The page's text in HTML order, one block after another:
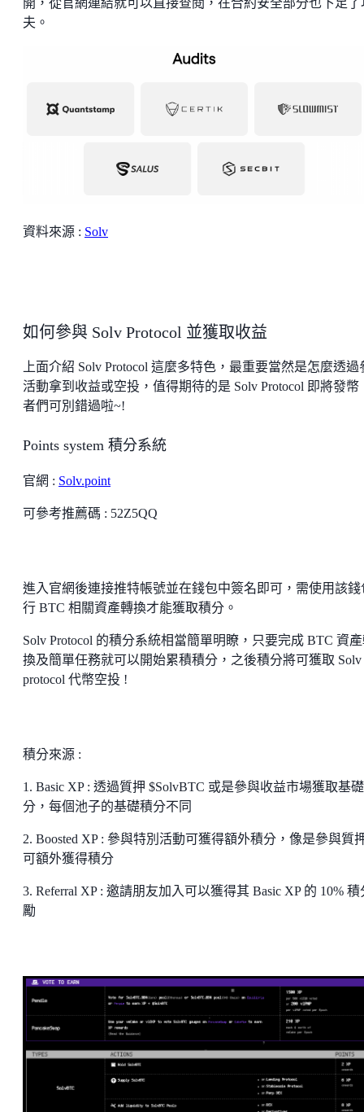
夫。
資料來源 : Solv
如何參與 Solv Protocol 並獲取收益
上面介紹 Solv Protocol 這麼多特色，最重要當然是怎麼透過
活動拿到收益或空投，值得期待的是 Solv Protocol 即將發幣
者們可別錯過啦~!
Points system 積分系統
官網 : Solv.point
可參考推薦碼 : 52Z5QQ
進入官網後連接推特帳號並在錢包中簽名即可，需使用該錢
行 BTC 相關資產轉換才能獲取積分。
Solv Protocol 的積分系統相當簡單明瞭，只要完成 BTC 資
換及簡單任務就可以開始累積積分，之後積分將可獲取 Solv
protocol 代幣空投 !
積分來源 :
1. Basic XP : 透過質押 $SolvBTC 或是參與收益市場獲取基
分，每個池子的基礎積分不同
2. Boosted XP : 參與特別活動可獲得額外積分，像是參與質
可額外獲得積分
3. Referral XP : 邀請朋友加入可以獲得其 Basic XP 的 10% 積
勵